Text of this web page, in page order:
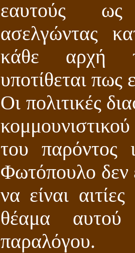
εαυτούς ως
ασελγώντας
κάθε αρχή
υποτίθεται πως
Οι πολιτικές
του παρόντος
Φωτόπουλο δεν
να είναι
θέαμα
παραλόγου.